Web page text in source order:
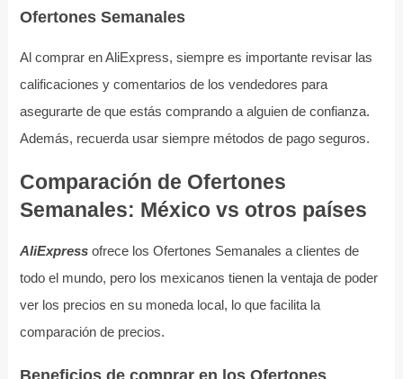
Ofertones Semanales
Al comprar en AliExpress, siempre es importante revisar las
calificaciones y comentarios de los vendedores para
asegurarte de que estás comprando a alguien de confianza.
Además, recuerda usar siempre métodos de pago seguros.
Comparación de Ofertones
Semanales: México vs otros países
AliExpressofrece los Ofertones Semanales a clientes de
todo el mundo, pero los mexicanos tienen la ventaja de poder
ver los precios en su moneda local, lo que facilita la
comparación de precios.